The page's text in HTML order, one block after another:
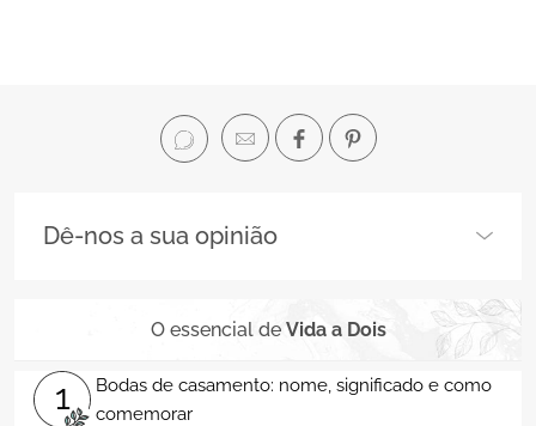
Dê-nos a sua opinião
O essencial de Vida a Dois
1
Bodas de casamento: nome, significado e como
comemorar